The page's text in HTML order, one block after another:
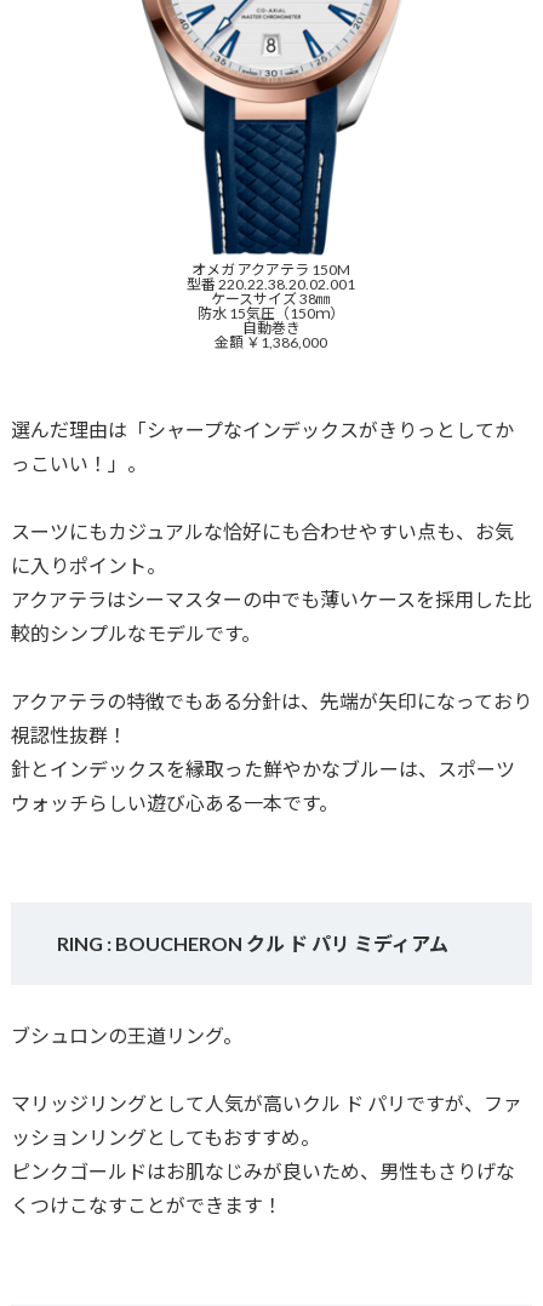
オメガ アクアテラ 150M
型番 220.22.38.20.02.001
ケースサイズ 38㎜
防水 15気圧（150ｍ）
自動巻き
金額 ￥1,386,000
選んだ理由は「シャープなインデックスがきりっとしてか
っこいい！」。
スーツにもカジュアルな恰好にも合わせやすい点も、お気
に入りポイント。
アクアテラはシーマスターの中でも薄いケースを採用した比
較的シンプルなモデルです。
アクアテラの特徴でもある分針は、先端が矢印になっており
視認性抜群！
針とインデックスを縁取った鮮やかなブルーは、スポーツ
ウォッチらしい遊び心ある一本です。
RING : BOUCHERON クル ド パリ ミディアム
ブシュロンの王道リング。
マリッジリングとして人気が高いクル ド パリですが、ファ
ッションリングとしてもおすすめ。
ピンクゴールドはお肌なじみが良いため、男性もさりげな
くつけこなすことができます！